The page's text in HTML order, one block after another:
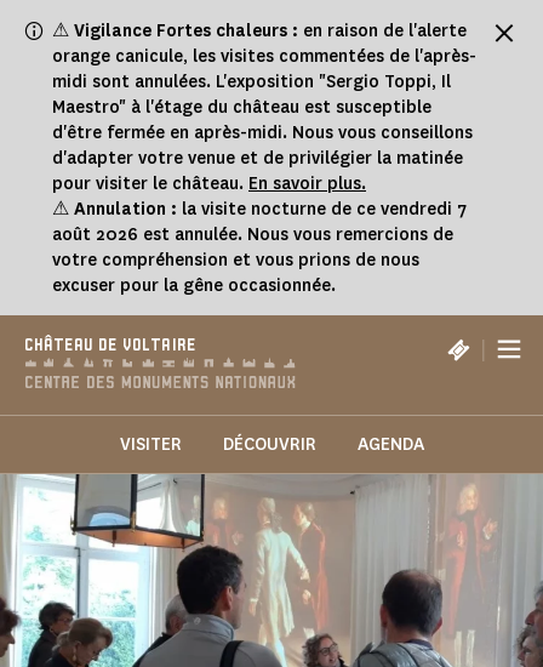
⚠ Vigilance Fortes chaleurs : en raison de l'alerte
orange canicule, les visites commentées de l'après-
midi sont annulées. L'exposition "Sergio Toppi, Il
Maestro" à l'étage du château est susceptible
d'être fermée en après-midi. Nous vous conseillons
d'adapter votre venue et de privilégier la matinée
pour visiter le château. En savoir plus.
⚠ Annulation : la visite nocturne de ce vendredi 7
août 2026 est annulée. Nous vous remercions de
votre compréhension et vous prions de nous
excuser pour la gêne occasionnée.
CHÂTEAU DE VOLTAIRE |
VISITER DÉCOUVRIR AGENDA